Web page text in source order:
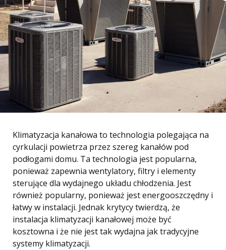
Klimatyzacja kanałowa to technologia polegająca na
cyrkulacji powietrza przez szereg kanałów pod
podłogami domu. Ta technologia jest popularna,
ponieważ zapewnia wentylatory, filtry i elementy
sterujące dla wydajnego układu chłodzenia. Jest
również popularny, ponieważ jest energooszczędny i
łatwy w instalacji. Jednak krytycy twierdzą, że
instalacja klimatyzacji kanałowej może być
kosztowna i że nie jest tak wydajna jak tradycyjne
systemy klimatyzacji.